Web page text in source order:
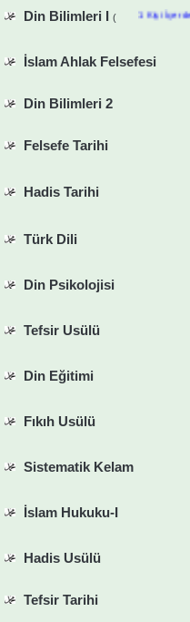
Din Bilimleri I ( 1 Kişi İçerde
İslam Ahlak Felsefesi
Din Bilimleri 2
Felsefe Tarihi
Hadis Tarihi
Türk Dili
Din Psikolojisi
Tefsir Usülü
Din Eğitimi
Fıkıh Usülü
Sistematik Kelam
İslam Hukuku-I
Hadis Usülü
Tefsir Tarihi